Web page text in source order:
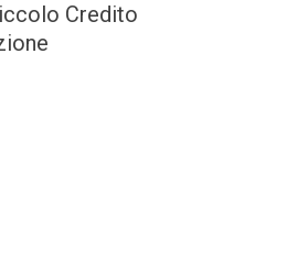
Credito